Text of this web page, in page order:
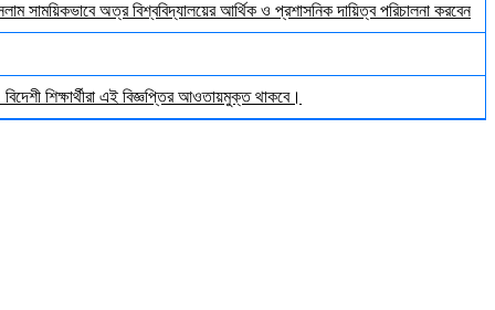
সাময়িকভাবে অত্র বিশ্ববিদ্যালয়ের আর্থিক ও প্রশাসনিক দায়িত্ব পরিচালনা করবেন
শিক্ষার্থীরা এই বিজ্ঞপ্তির আওতায়মুক্ত থাকবে।